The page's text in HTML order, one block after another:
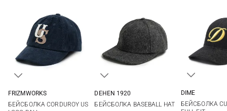
FRIZMWORKS
БЕЙСБОЛКА CORDUROY US
DEHEN 1920
БЕЙСБОЛКА BASEBALL HAT
DIME
БЕЙСБОЛКА